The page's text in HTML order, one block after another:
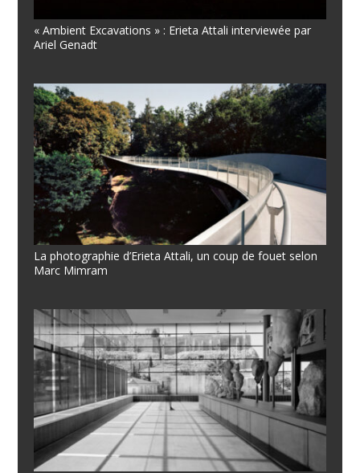
« Ambient Excavations » : Erieta Attali interviewée par
Ariel Genadt
La photographie d’Erieta Attali, un coup de fouet selon
Marc Mimram